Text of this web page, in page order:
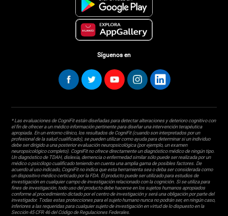
Síguenos en
* Las evaluaciones de CogniFit están diseñadas para detectar alteraciones y deterioro cognitivo con
el fin de ofrecer a un médico información pertinente para diseñar una intervención terapéutica
apropiada. En un entorno clínico, los resultados de CogniFit (cuando son interpretados por un
profesional de la salud cualificado), se pueden utilizar como ayuda para determinar si un individuo
debe ser dirigido a una posterior evaluación neuropsicológica (por ejemplo, un examen
neuropsicológico completo). CogniFit no ofrece directamente un diagnóstico médico de ningún tipo.
Un diagnóstico de TDAH, dislexia, demencia o enfermedad similar sólo puede ser realizada por un
médico o psicólogo cualificado teniendo en cuenta una amplia gama de posibles factores. De
acuerdo al uso indicado, CogniFit no indica que esta herramienta sea o deba ser considerada como
un dispositivo médico certicado por la FDA. El producto puede ser utilizado para estudios de
investigación en cualquier campo de investigación relacionado con la cognición. Si se utiliza para
fines de investigación, todo uso del producto debe hacerse en los sujetos humanos apropiados
conforme al procedimiento dictado por el centro de investigación y será una obligación por parte del
investigador. Todas estas protecciones para el sujeto humano nunca no podrán ser, en ningún caso,
inferiores a las requeridas para cualquier sujeto de investigación en virtud de lo dispuesto en la
Sección 45 CFR 46 del Código de Regulaciones Federales.